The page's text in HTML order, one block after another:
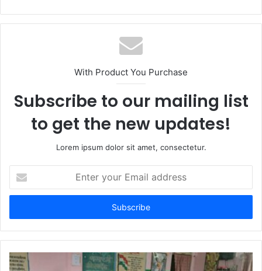
b
s
i
e
With Product You Purchase
Subscribe to our mailing list
to get the new updates!
Lorem ipsum dolor sit amet, consectetur.
t
r
y
u